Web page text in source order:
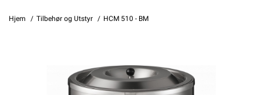
Hjem Tilbehør og Utstyr HCM 510 - BM